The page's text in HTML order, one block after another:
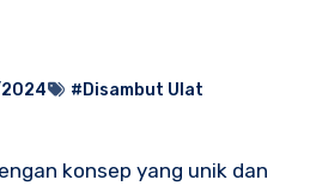
#Disambut Ulat